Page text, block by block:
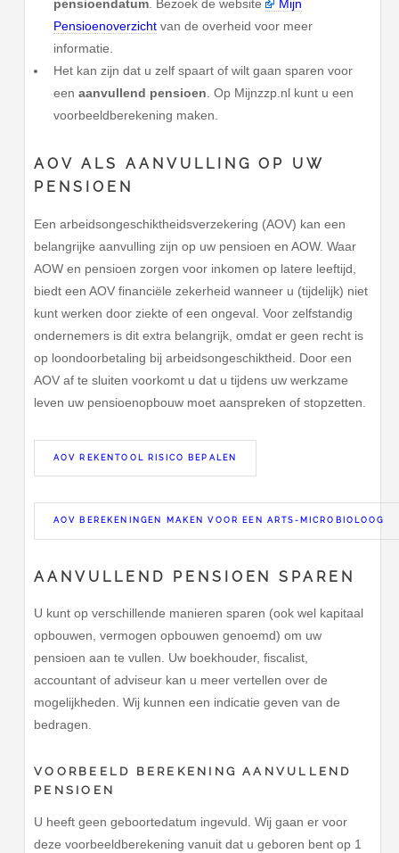
pensioendatum. Bezoek de website
Mijn
Pensioenoverzichtvan de overheid voor meer
informatie.
Het kan zijn dat u zelf spaart of wilt gaan sparen voor
een aanvullend pensioen. Op Mijnzzp.nl kunt u een
voorbeeldberekening maken.
AOV ALS AANVULLING OP UW
PENSIOEN
Een arbeidsongeschiktheidsverzekering (AOV) kan een
belangrijke aanvulling zijn op uw pensioen en AOW. Waar
AOW en pensioen zorgen voor inkomen op latere leeftijd,
biedt een AOV financiële zekerheid wanneer u (tijdelijk) niet
kunt werken door ziekte of een ongeval. Voor zelfstandig
ondernemers is dit extra belangrijk, omdat er geen recht is
op loondoorbetaling bij arbeidsongeschiktheid. Door een
AOV af te sluiten voorkomt u dat u tijdens uw werkzame
leven uw pensioenopbouw moet aanspreken of stopzetten.
AOV REKENTOOL RISICO BEPALEN
AOV BEREKENINGEN MAKEN VOOR EEN ARTS-MICROBIOLOOG
AANVULLEND PENSIOEN SPAREN
U kunt op verschillende manieren sparen (ook wel kapitaal
opbouwen, vermogen opbouwen genoemd) om uw
pensioen aan te vullen. Uw boekhouder, fiscalist,
accountant of adviseur kan u meer vertellen over de
mogelijkheden. Wij kunnen een indicatie geven van de
bedragen.
VOORBEELD BEREKENING AANVULLEND
PENSIOEN
U heeft geen geboortedatum ingevuld. Wij gaan er voor
deze voorbeeldberekening vanuit dat u geboren bent op 1